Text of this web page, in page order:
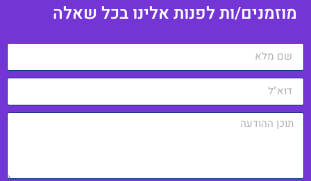
ות לפנות אלינו בכל שאלה